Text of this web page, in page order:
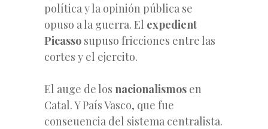
política y la opinión pública se
opuso a la guerra. El expedient
Picasso supuso fricciones entre las
cortes y el ejercito.
El auge de los nacionalismos en
Catal. Y País Vasco, que fue
conseuencia del sistema centralista.